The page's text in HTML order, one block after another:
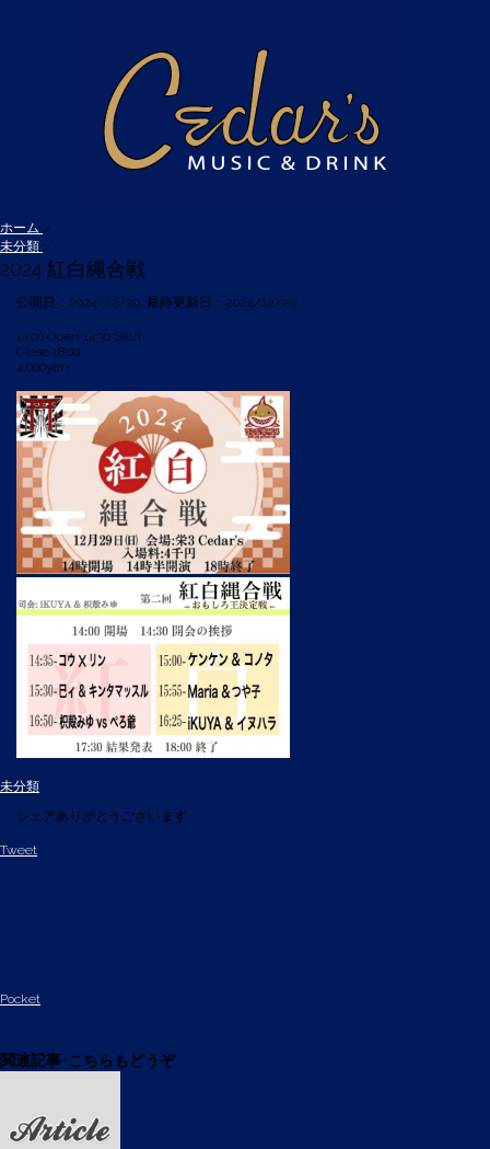
ホーム >
未分類 >
2024 紅白縄合戦
公開日： 2024/12/29 最終更新日：2024/12/29
14:00 Open 14:30 Start
Close 18:00
4,000yen
未分類
シェアありがとうございます
Tweet
Pocket
関連記事-こちらもどうぞ